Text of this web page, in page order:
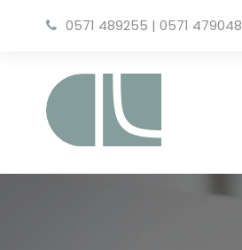
0571 489255 | 0571 479048